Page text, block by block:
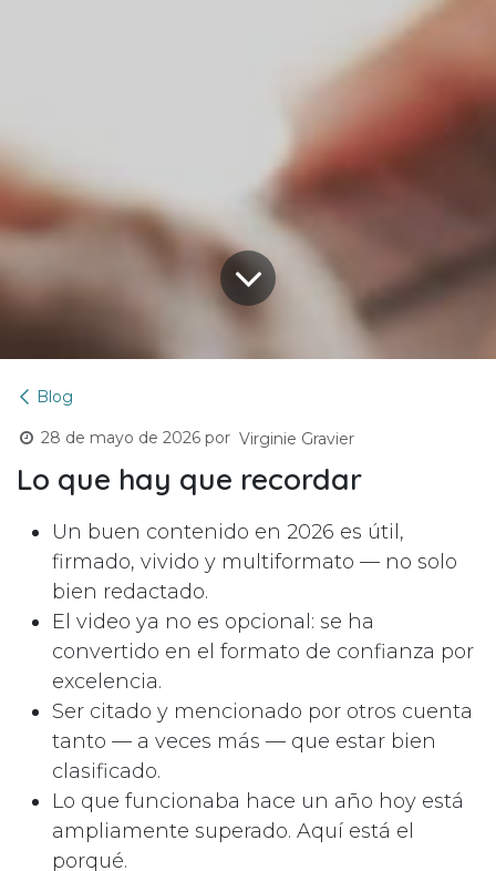
Blog
28 de mayo de 2026 por Virginie Gravier
Lo que hay que recordar
Un buen contenido en 2026 es útil,
firmado, vivido y multiformato — no solo
bien redactado.
El video ya no es opcional: se ha
convertido en el formato de confianza por
excelencia.
Ser citado y mencionado por otros cuenta
tanto — a veces más — que estar bien
clasificado.
Lo que funcionaba hace un año hoy está
ampliamente superado. Aquí está el
porqué.